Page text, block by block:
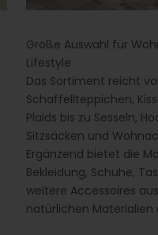
Große Auswahl für
Lifestyle
Das Sortiment reicht
Schaffellteppichen,
Plaids bis zu Sesseln,
Sitzsäcken und
Ergänzend bietet die
Bekleidung, Schuhe,
weitere Accessoires
natürlichen Materialien